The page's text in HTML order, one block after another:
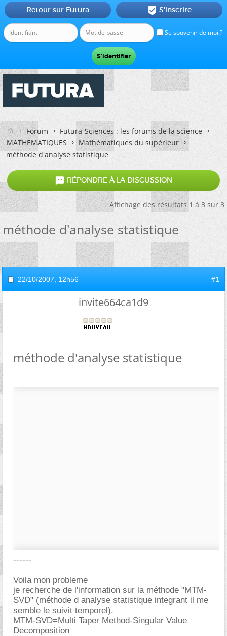
Se souvenir de moi ?
Retour sur Futura  S'inscrire
Forum
Futura-Sciences : les forums de la science
MATHEMATIQUES
Mathématiques du supérieur
méthode d'analyse statistique
 RÉPONDRE À LA DISCUSSION
Affichage des résultats 1 à 3 sur 3
méthode d'analyse statistique
22/10/2007, 12h56 #1
invite664ca1d9
méthode d'analyse statistique
------
Voila mon probleme
je recherche de l'information sur la méthode "MTM-
SVD" (méthode d analyse statistique integrant il me
semble le suivit temporel).
MTM-SVD=Multi Taper Method-Singular Value
Decomposition